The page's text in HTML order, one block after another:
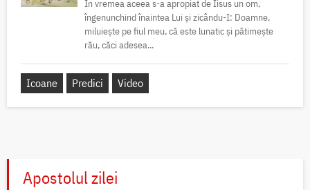
În vremea aceea s-a apropiat de Iisus un om,
îngenunchind înaintea Lui și zicându-I: Doamne,
miluiește pe fiul meu, că este lunatic și pătimește
rău, căci adesea...
Icoane Predici Video
Apostolul zilei